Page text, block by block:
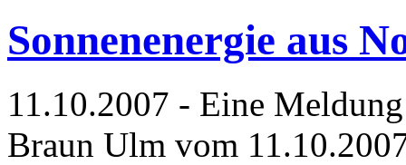
Sonnenenergie aus
11.10.2007 - Eine
Braun Ulm vom